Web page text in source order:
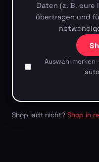
Daten (z. B. eure
übertragen und
Auswahl
Shop lädt nicht? Shop in